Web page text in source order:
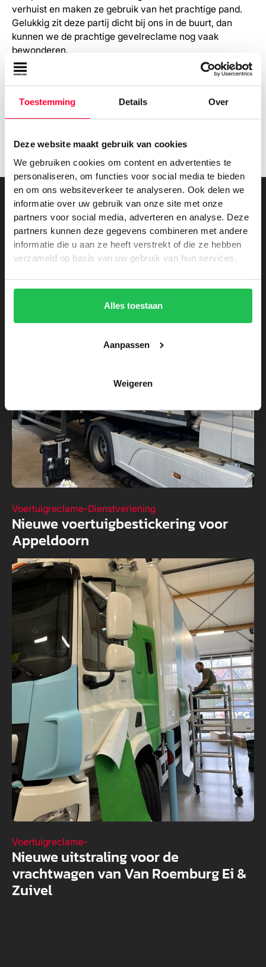
Toestemming Details Over
Deze website maakt gebruik van cookies
We gebruiken cookies om content en advertenties te
personaliseren, om functies voor social media te bieden
en om ons websiteverkeer te analyseren. Ook delen we
informatie over uw gebruik van onze site met onze
partners voor social media, adverteren en analyse. Deze
partners kunnen deze gegevens combineren met andere
informatie die u aan ze heeft verstrekt of die ze hebben
verzameld op basis van uw gebruik van hun services.
Alles toestaan
Aanpassen
Weigeren
verhuist en maken ze gebruik van het prachtige pand.
Gelukkig zit deze partij dicht bij ons in de buurt, dan
kunnen we de prachtige gevelreclame nog vaak
bewonderen.
Met deze gevelreclame is Unilac helemaal klaar voor de
toekomst. Bekijk de foto’s van het afgeronde project en
onze werkzaamheden hier!
Bekijk meer van onze
projecten
Voertuigreclame-Dienstverlening
Nieuwe voertuigbestickering voor
Appeldoorn
Voertuigreclame-
Nieuwe uitstraling voor de
vrachtwagen van Van Roemburg Ei &
Zuivel